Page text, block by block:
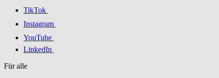
TikTok
Instagram
YouTube
LinkedIn
Für alle